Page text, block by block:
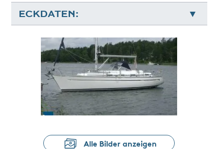
ECKDATEN:
Alle Bilder anzeigen